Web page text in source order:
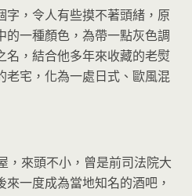
字，令人有些摸不著頭緒，原
的一種顏色，為帶一點灰色調
名，結合他多年來收藏的老熨
老宅，化為一處日式、歐風混
，來頭不小，曾是前司法院大
一度成為當地知名的酒吧，